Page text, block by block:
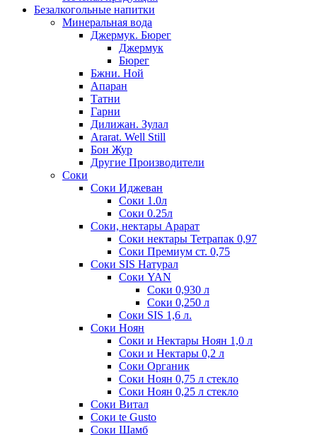
Безалкогольные напитки
Минеральная вода
Джермук. Бюрег
Джермук
Бюрег
Бжни. Ной
Апаран
Татни
Гарни
Дилижан. Зулал
Ararat. Well Still
Бон Жур
Другие Производители
Соки
Соки Иджеван
Соки 1.0л
Соки 0.25л
Соки, нектары Арарат
Соки нектары Тетрапак 0,97
Соки Премиум ст. 0,75
Соки SIS Натурал
Соки YAN
Соки 0,930 л
Соки 0,250 л
Соки SIS 1,6 л.
Соки Ноян
Соки и Нектары Ноян 1,0 л
Соки и Нектары 0,2 л
Соки Органик
Соки Ноян 0,75 л стекло
Соки Ноян 0,25 л стекло
Соки Витал
Соки te Gusto
Соки Шамб